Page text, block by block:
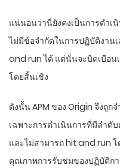
แน่นอนว่านี่ยังคงเป็นการดำเ
ไม่มีข้อจำกัดในการปฏิบัติงาน
and run ได้ แต่นั่นจะบิดเบือน
โดยสิ้นเชิง
ดังนั้น APM ของ Origin จึงถูก
เฉพาะการดำเนินการที่มีลำ
และไม่สามารถ hit and run
คุณภาพการรับชมของปฏิบัติก